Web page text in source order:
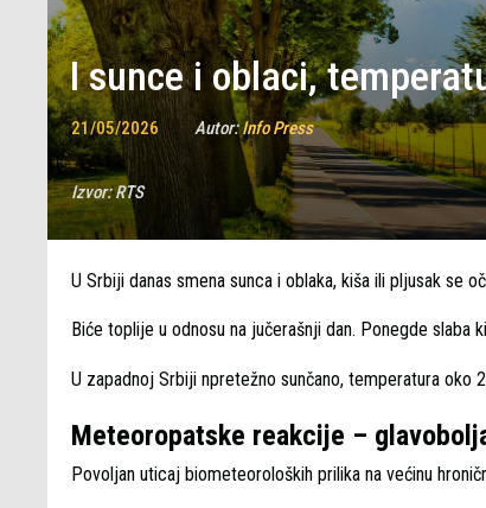
I sunce i oblaci,
21/05/2026 Autor:Info Press
Izvor:RTS
U Srbiji danas smena sunca i oblaka, kiša ili pljusak se
Biće toplije u odnosu na jučerašnji dan. Ponegde
U zapadnoj Srbiji npretežno sunčano, temperatura oko
Meteoropatske reakcije –
Povoljan uticaj biometeoroloških prilika na većinu